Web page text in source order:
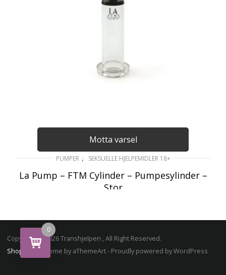
Motta varsel
PUMPER , SEKSUELLE HJELPEMIDLER 18+
La Pump – FTM Cylinder – Pumpesylinder –
Stor
Copyright © 2026 Transhjelpen , All Right Reserved.
ShopStoreTheme by aThemeArt - Proudly powered by WordPress
0